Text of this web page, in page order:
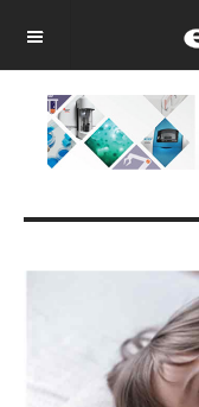
OFF CANVAS